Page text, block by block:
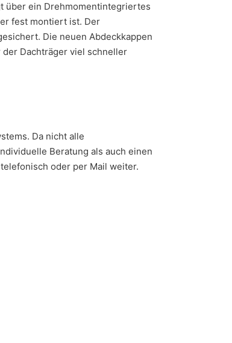
über ein Drehmomentintegriertes
fest montiert ist. Der
Die neuen Abdeckkappen
der Dachträger viel schneller
Da nicht alle
Beratung als auch einen
oder per Mail weiter.